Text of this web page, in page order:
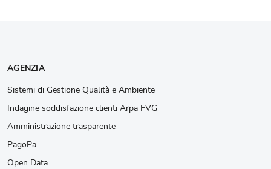
AGENZIA
Sistemi di Gestione Qualità e Ambiente
Indagine soddisfazione clienti Arpa FVG
Amministrazione trasparente
PagoPa
Open Data